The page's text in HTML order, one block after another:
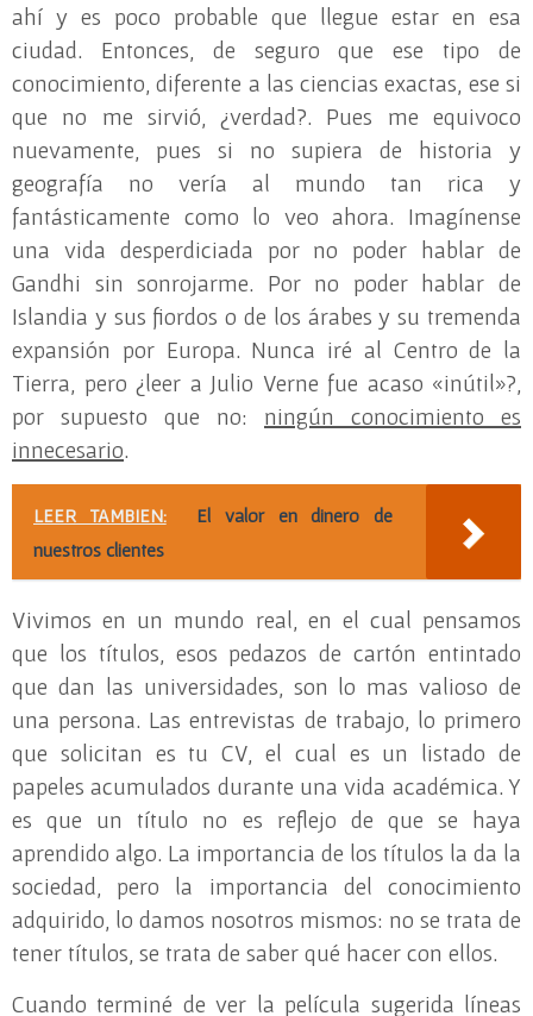
ahí y es poco probable que llegue estar en esa
ciudad. Entonces, de seguro que ese tipo de
conocimiento, diferente a las ciencias exactas, ese si
que no me sirvió, ¿verdad?. Pues me equivoco
nuevamente, pues si no supiera de historia y
geografía no vería al mundo tan rica y
fantásticamente como lo veo ahora. Imagínense
una vida desperdiciada por no poder hablar de
Gandhi sin sonrojarme. Por no poder hablar de
Islandia y sus fiordos o de los árabes y su tremenda
expansión por Europa. Nunca iré al Centro de la
Tierra, pero ¿leer a Julio Verne fue acaso «inútil»?,
por supuesto que no: ningún conocimiento es
innecesario.
LEER TAMBIEN:
El valor en dinero de
nuestros clientes
Vivimos en un mundo real, en el cual pensamos
que los títulos, esos pedazos de cartón entintado
que dan las universidades, son lo mas valioso de
una persona. Las entrevistas de trabajo, lo primero
que solicitan es tu CV, el cual es un listado de
papeles acumulados durante una vida académica. Y
es que un título no es reflejo de que se haya
aprendido algo. La importancia de los títulos la da la
sociedad, pero la importancia del conocimiento
adquirido, lo damos nosotros mismos: no se trata de
tener títulos, se trata de saber qué hacer con ellos.
Cuando terminé de ver la película sugerida líneas